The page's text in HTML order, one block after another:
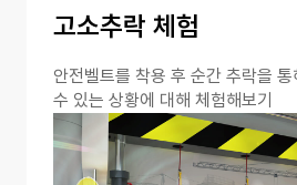
고소추락 체험
안전벨트를 착용 후 순간 추락을
수 있는 상황에 대해 체험해보기